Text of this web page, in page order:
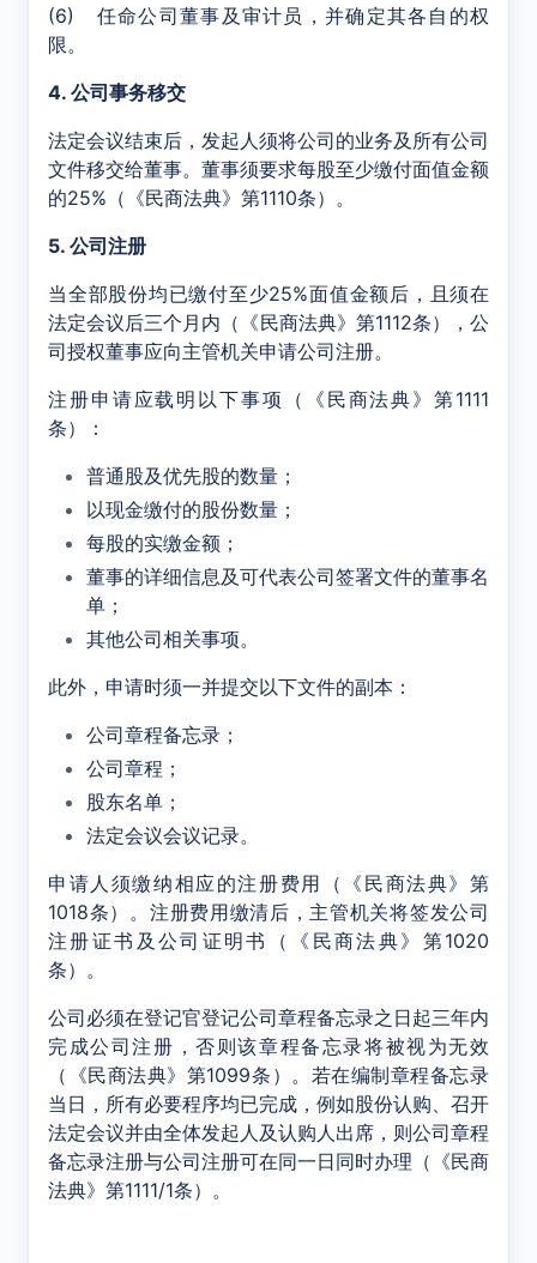
(6) 任命公司董事及审计员，并确定其各自的权
限。
4. 公司事务移交
法定会议结束后，发起人须将公司的业务及所有公司
文件移交给董事。董事须要求每股至少缴付面值金额
的25%（《民商法典》第1110条）。
5. 公司注册
当全部股份均已缴付至少25%面值金额后，且须在
法定会议后三个月内（《民商法典》第1112条），公
司授权董事应向主管机关申请公司注册。
注册申请应载明以下事项（《民商法典》第1111
条）：
普通股及优先股的数量；
以现金缴付的股份数量；
每股的实缴金额；
董事的详细信息及可代表公司签署文件的董事名
单；
其他公司相关事项。
此外，申请时须一并提交以下文件的副本：
公司章程备忘录；
公司章程；
股东名单；
法定会议会议记录。
申请人须缴纳相应的注册费用（《民商法典》第
1018条）。注册费用缴清后，主管机关将签发公司
注册证书及公司证明书（《民商法典》第1020
条）。
公司必须在登记官登记公司章程备忘录之日起三年内
完成公司注册，否则该章程备忘录将被视为无效
（《民商法典》第1099条）。若在编制章程备忘录
当日，所有必要程序均已完成，例如股份认购、召开
法定会议并由全体发起人及认购人出席，则公司章程
备忘录注册与公司注册可在同一日同时办理（《民商
法典》第1111/1条）。